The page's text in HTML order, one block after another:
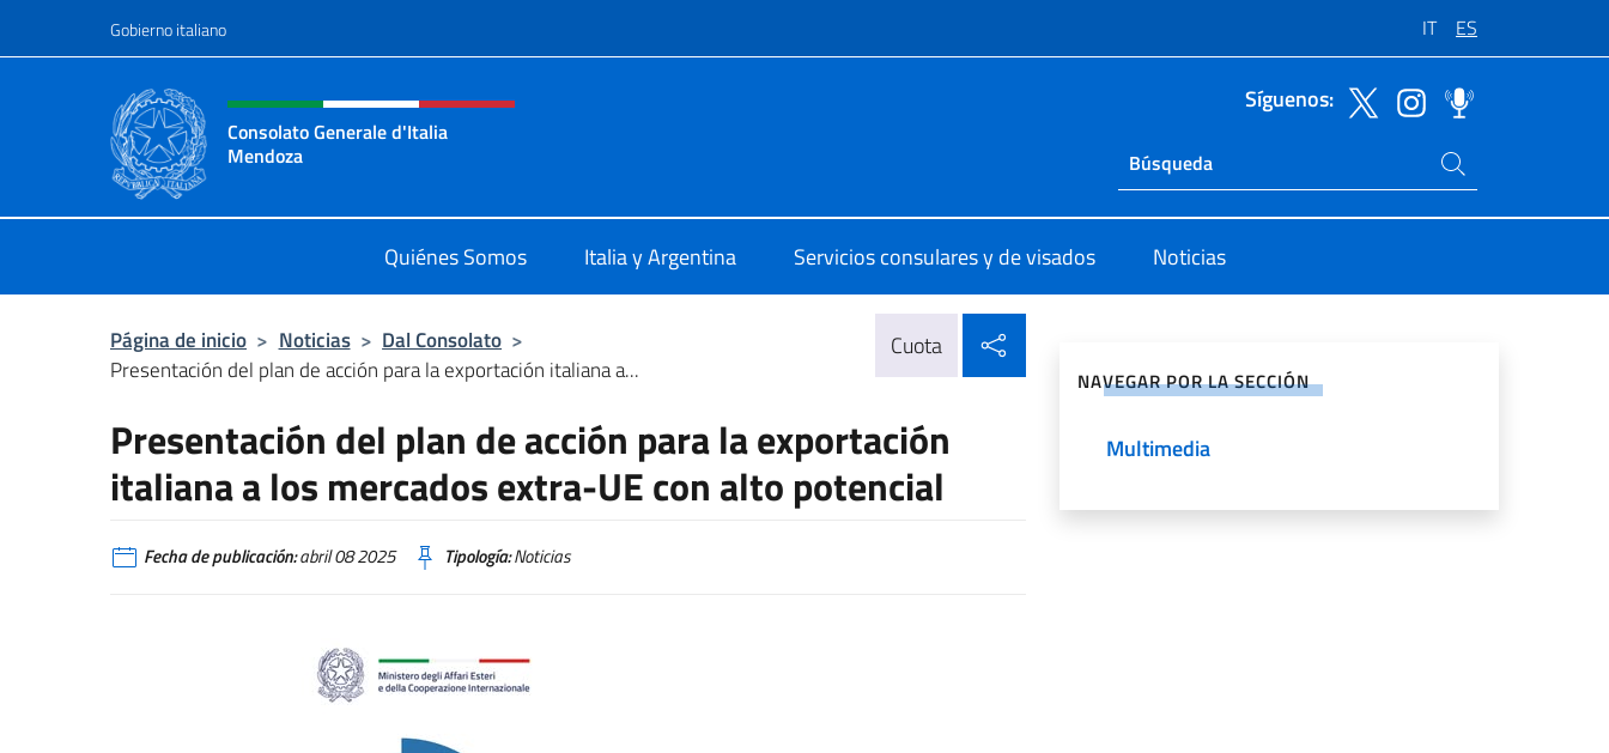
Gobierno italiano IT ES
Encabezado del sitio web, redes sociales y menú
Consolato Generale d'Italia
Mendoza
Síguenos:
Ricerca sito live
Buscar en el sitio
Quiénes Somos Italia y Argentina Servicios consulares y de visados Noticias
Página de inicio > Noticias > Dal Consolato >
Presentación del plan de acción para la exportación italiana a...
Cuota
Presentación del plan de acción para la exportación
italiana a los mercados extra-UE con alto potencial
Fecha de publicación:abril 08 2025 Tipología:Noticias
NAVEGAR POR LA SECCIÓN
Multimedia